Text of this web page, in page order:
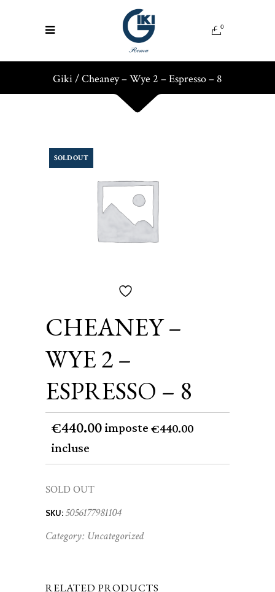
0
Giki/Cheaney – Wye 2 – Espresso – 8
SOLD OUT
CHEANEY –
WYE 2 –
ESPRESSO – 8
€440.00imposte€440.00
incluse
SOLD OUT
SKU: 5056177981104
Category: Uncategorized
RELATED PRODUCTS